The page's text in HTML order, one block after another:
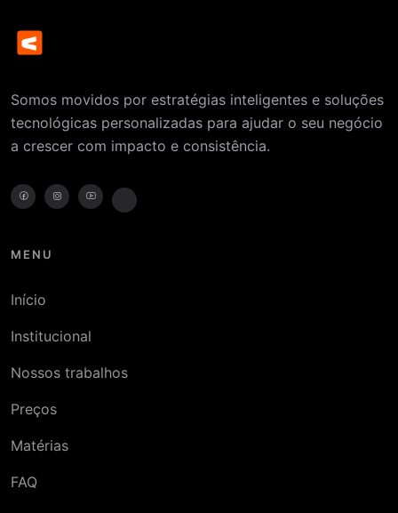
Somos movidos por estratégias inteligentes e soluções
tecnológicas personalizadas para ajudar o seu negócio
a crescer com impacto e consistência.
MENU
Início
Institucional
Nossos trabalhos
Preços
Matérias
FAQ